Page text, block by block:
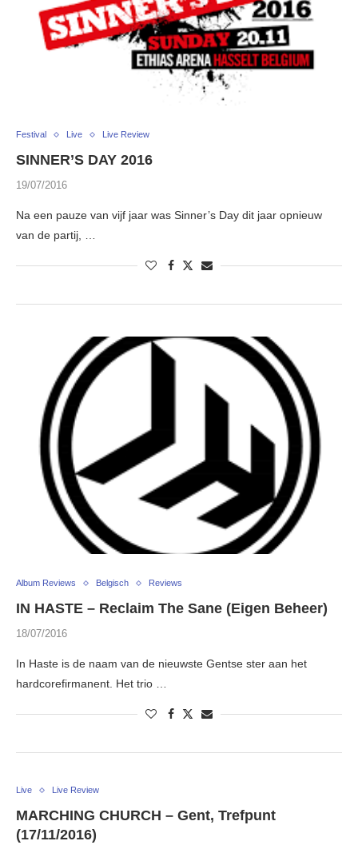
Festival Live Live Review
SINNER’S DAY 2016
19/07/2016
Na een pauze van vijf jaar was Sinner’s Day dit jaar opnieuw
van de partij, …
Album Reviews Belgisch Reviews
IN HASTE – Reclaim The Sane (Eigen Beheer)
18/07/2016
In Haste is de naam van de nieuwste Gentse ster aan het
hardcorefirmanent. Het trio …
Live Live Review
MARCHING CHURCH – Gent, Trefpunt
(17/11/2016)